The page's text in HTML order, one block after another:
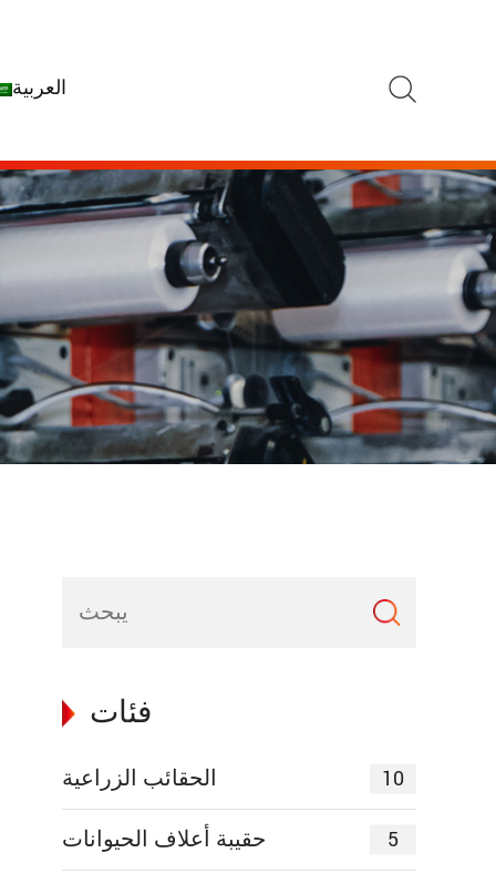
العربية
فئات
الحقائب الزراعية 10
حقيبة أعلاف الحيوانات 5